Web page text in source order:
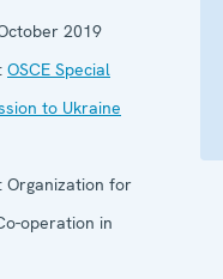
2019
OSCE Special
to Ukraine
Organization for
operation in